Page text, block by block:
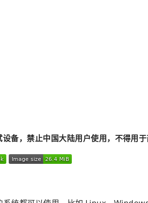
备，禁止中国大陆用户使用，不得用